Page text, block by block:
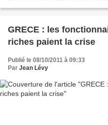
GRECE : les
riches paient la crise
Publié le 08/10/2011 à 09:33
Par Jean Lévy